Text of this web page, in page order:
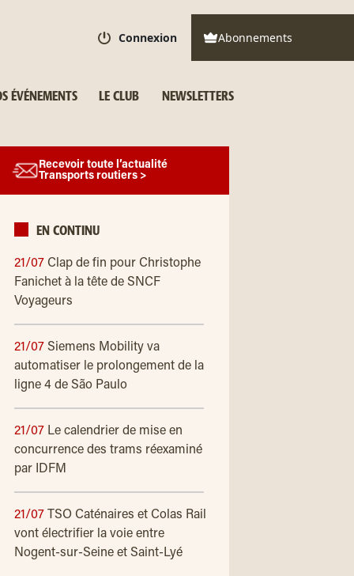
Connexion Abonnements
ÉVÉNEMENTS LE CLUB NEWSLETTERS
Recevoir toute l’actualité
Transports routiers >
EN CONTINU
21/07 Clap de fin pour Christophe
Fanichet à la tête de SNCF
Voyageurs
21/07 Siemens Mobility va
automatiser le prolongement de la
ligne 4 de São Paulo
21/07 Le calendrier de mise en
concurrence des trams réexaminé
par IDFM
21/07
TSO Caténaires et Colas Rail
vont électrifier la voie entre
Nogent-sur-Seine et Saint-Lyé